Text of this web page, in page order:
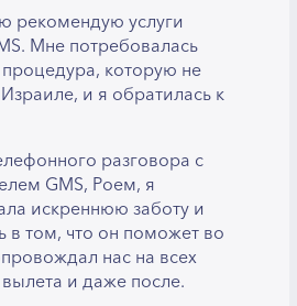
рекомендую услуги
Мне потребовалась
которую не
и я обратилась к
разговора с
GMS, Роем, я
искреннюю заботу и
в том, что он поможет во
нас на всех
и даже после.